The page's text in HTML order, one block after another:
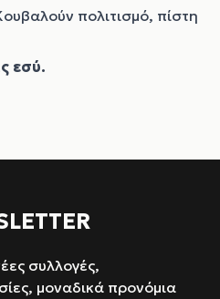
πολιτισμό, πίστη
εσύ.
συλλογές,
μοναδικά προνόμια